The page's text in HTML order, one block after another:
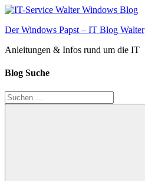
Zum
springen
Der Windows Papst – IT Blog Walter
Anleitungen & Infos rund um die IT
Blog Suche
Suchen
nach: